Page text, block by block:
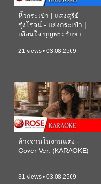
หิ้วกระเป๋า | แสงสุรีย์
รุ่งโรจน์ - แย่งกระเป๋า |
เตือนใจ บุญพระรักษา
21 views • 03.08.2569
ล้างจานในงานแต่ง -
Cover Ver. (KARAOKE)
31 views • 03.08.2569